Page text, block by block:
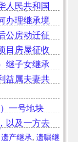
人民共和国
）全文
办理继承境
公房动迁征
目房屋征收
继子女继承
益属夫妻共
一号地块
以及一方去
遗产继承, 遗嘱继